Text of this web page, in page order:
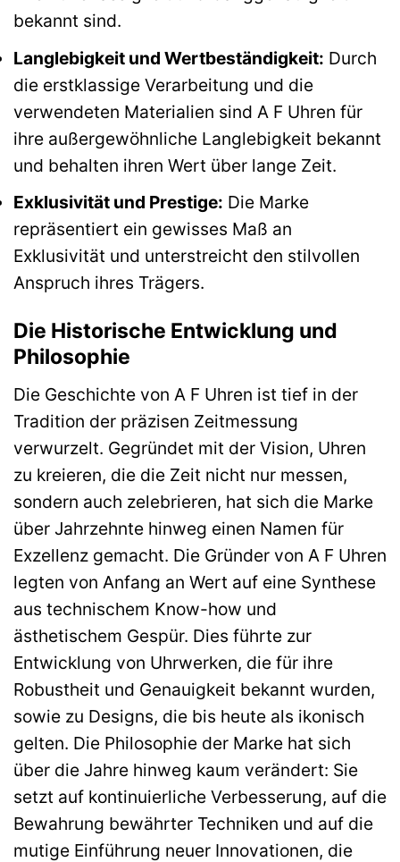
bekannt sind.
Langlebigkeit und Wertbeständigkeit: Durch
die erstklassige Verarbeitung und die
verwendeten Materialien sind A F Uhren für
ihre außergewöhnliche Langlebigkeit bekannt
und behalten ihren Wert über lange Zeit.
Exklusivität und Prestige: Die Marke
repräsentiert ein gewisses Maß an
Exklusivität und unterstreicht den stilvollen
Anspruch ihres Trägers.
Die Historische Entwicklung und
Philosophie
Die Geschichte von A F Uhren ist tief in der
Tradition der präzisen Zeitmessung
verwurzelt. Gegründet mit der Vision, Uhren
zu kreieren, die die Zeit nicht nur messen,
sondern auch zelebrieren, hat sich die Marke
über Jahrzehnte hinweg einen Namen für
Exzellenz gemacht. Die Gründer von A F Uhren
legten von Anfang an Wert auf eine Synthese
aus technischem Know-how und
ästhetischem Gespür. Dies führte zur
Entwicklung von Uhrwerken, die für ihre
Robustheit und Genauigkeit bekannt wurden,
sowie zu Designs, die bis heute als ikonisch
gelten. Die Philosophie der Marke hat sich
über die Jahre hinweg kaum verändert: Sie
setzt auf kontinuierliche Verbesserung, auf die
Bewahrung bewährter Techniken und auf die
mutige Einführung neuer Innovationen, die